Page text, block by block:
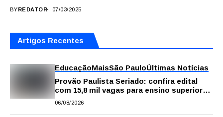
BYREDATOR 07/03/2025
Artigos Recentes
EducaçãoMaisSão PauloÚltimas Notícias
Provão Paulista Seriado: confira edital
com 15,8 mil vagas para ensino superior
público
06/08/2026